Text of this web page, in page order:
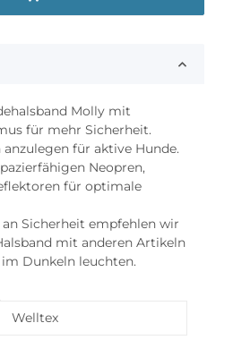
Molly mit
für mehr Sicherheit.
für aktive Hunde.
Neopren,
für optimale
Sicherheit empfehlen wir
mit anderen Artikeln
Dunkeln leuchten.
Welltex